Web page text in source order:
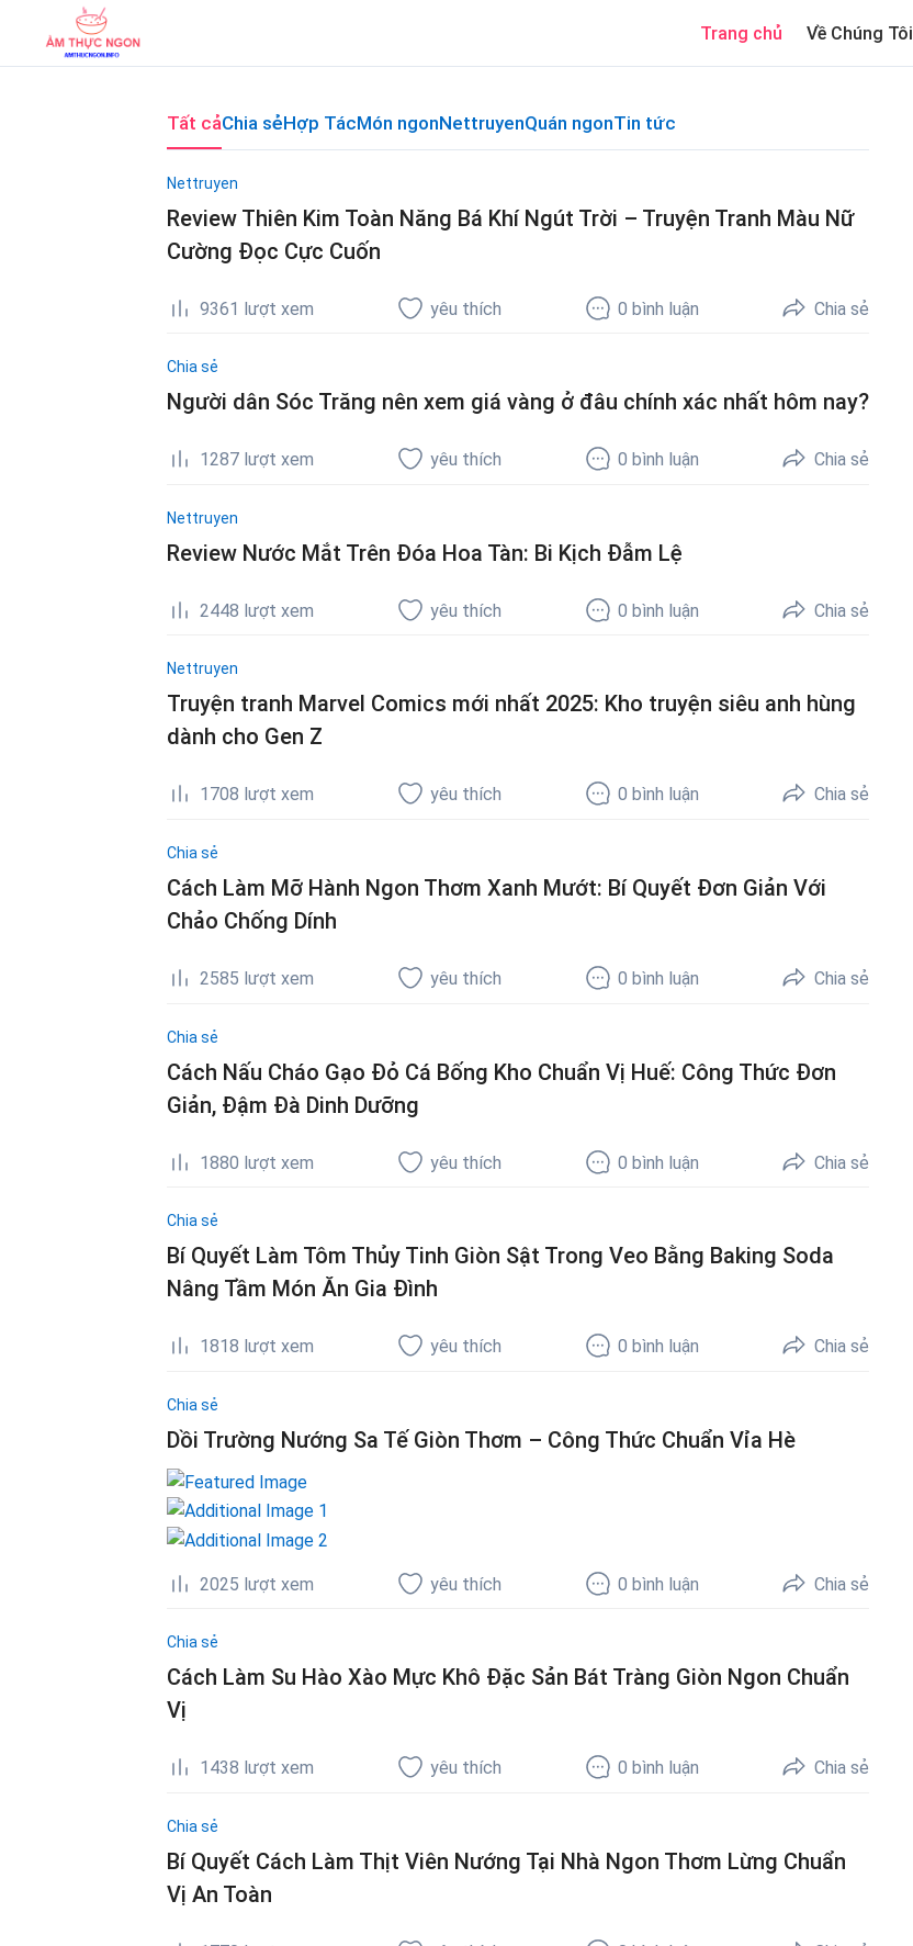
content
Trang chủ Về Chúng Tôi
Tất cảChia sẻHợp TácMón ngonNettruyenQuán ngonTin tức
Nettruyen
Review Thiên Kim Toàn Năng Bá Khí Ngút Trời – Truyện Tranh Màu Nữ
Cường Đọc Cực Cuốn
9361 lượt xem yêu thích 0 bình luận Chia sẻ
Chia sẻ
Người dân Sóc Trăng nên xem giá vàng ở đâu chính xác nhất hôm nay?
1287 lượt xem yêu thích 0 bình luận Chia sẻ
Nettruyen
Review Nước Mắt Trên Đóa Hoa Tàn: Bi Kịch Đẫm Lệ
2448 lượt xem yêu thích 0 bình luận Chia sẻ
Nettruyen
Truyện tranh Marvel Comics mới nhất 2025: Kho truyện siêu anh hùng
dành cho Gen Z
1708 lượt xem yêu thích 0 bình luận Chia sẻ
Chia sẻ
Cách Làm Mỡ Hành Ngon Thơm Xanh Mướt: Bí Quyết Đơn Giản Với
Chảo Chống Dính
2585 lượt xem yêu thích 0 bình luận Chia sẻ
Chia sẻ
Cách Nấu Cháo Gạo Đỏ Cá Bống Kho Chuẩn Vị Huế: Công Thức Đơn
Giản, Đậm Đà Dinh Dưỡng
1880 lượt xem yêu thích 0 bình luận Chia sẻ
Chia sẻ
Bí Quyết Làm Tôm Thủy Tinh Giòn Sật Trong Veo Bằng Baking Soda
Nâng Tầm Món Ăn Gia Đình
1818 lượt xem yêu thích 0 bình luận Chia sẻ
Chia sẻ
Dồi Trường Nướng Sa Tế Giòn Thơm – Công Thức Chuẩn Vỉa Hè
2025 lượt xem yêu thích 0 bình luận Chia sẻ
Chia sẻ
Cách Làm Su Hào Xào Mực Khô Đặc Sản Bát Tràng Giòn Ngon Chuẩn
Vị
1438 lượt xem yêu thích 0 bình luận Chia sẻ
Chia sẻ
Bí Quyết Cách Làm Thịt Viên Nướng Tại Nhà Ngon Thơm Lừng Chuẩn
Vị An Toàn